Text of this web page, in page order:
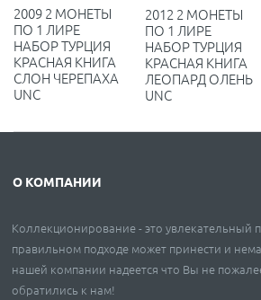
2009 2 МОНЕТЫ
ПО 1 ЛИРЕ
НАБОР ТУРЦИЯ
КРАСНАЯ КНИГА
СЛОН ЧЕРЕПАХА
UNC
2012 2 МОНЕТЫ
ПО 1 ЛИРЕ
НАБОР ТУРЦИЯ
КРАСНАЯ КНИГА
ЛЕОПАРД ОЛЕНЬ
UNC
О КОМПАНИИ
Коллекционирование - это увлекательный
правильном подходе может принести и
нашей компании надеется что Вы не
обратились к нам!